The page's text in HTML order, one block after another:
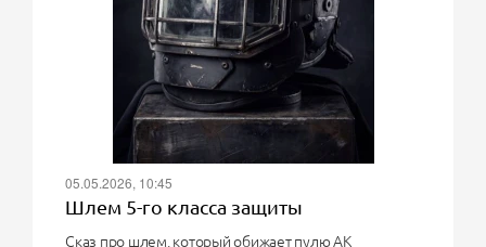
05.05.2026, 10:45
Шлем 5-го класса защиты
Сказ про шлем, который обижает пулю АК